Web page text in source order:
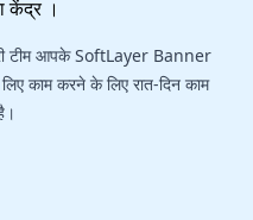
केंद्र।
टीम आपके SoftLayer Banner
काम करने के लिए रात-दिन काम